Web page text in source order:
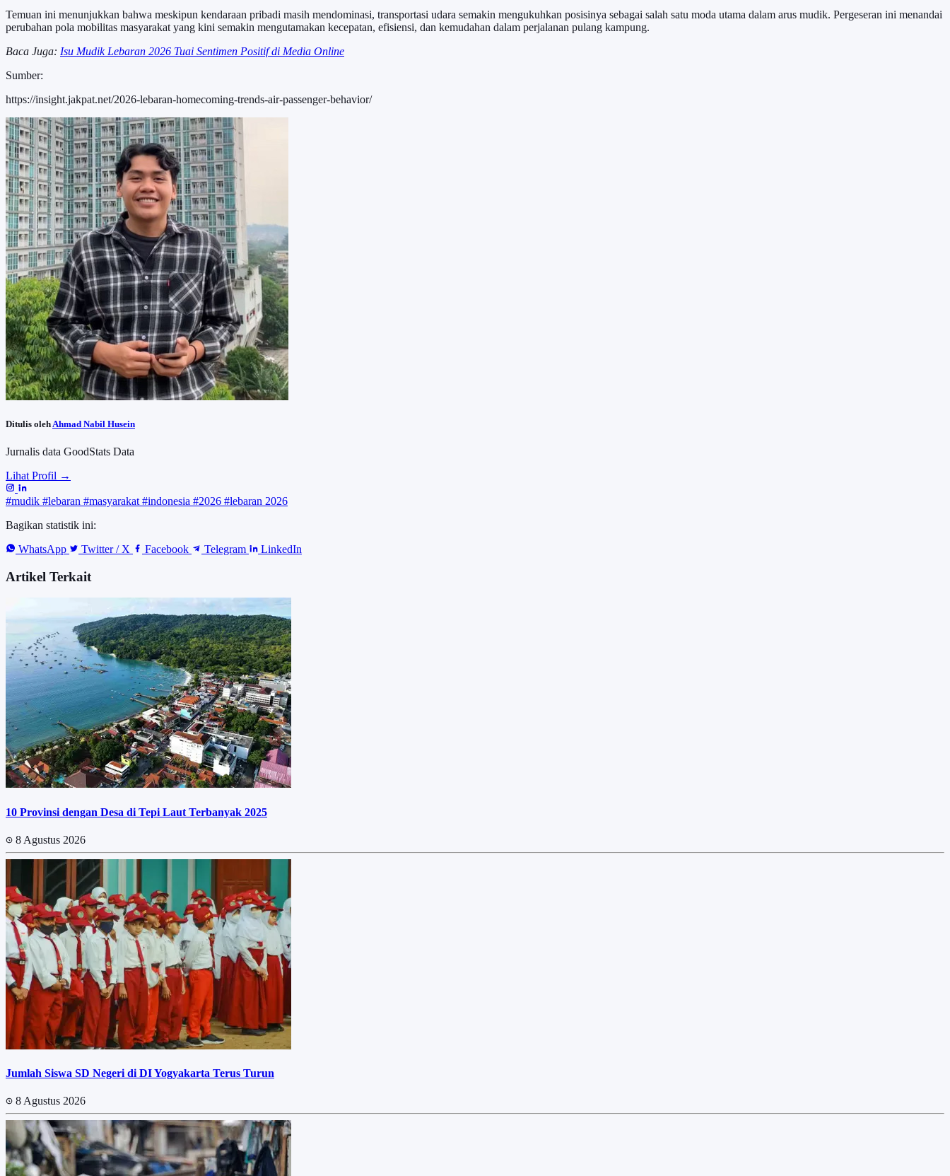
Temuan ini menunjukkan bahwa meskipun kendaraan pribadi masih mendominasi, transportasi udara semakin mengukuhkan posisinya sebagai salah satu moda utama dalam arus mudik. Pergeseran ini menandai
perubahan pola mobilitas masyarakat yang kini semakin mengutamakan kecepatan, efisiensi, dan kemudahan dalam perjalanan pulang kampung.
Baca Juga: Isu Mudik Lebaran 2026 Tuai Sentimen Positif di Media Online
Sumber:
https://insight.jakpat.net/2026-lebaran-homecoming-trends-air-passenger-behavior/
Ditulis oleh Ahmad Nabil Husein
Jurnalis data GoodStats Data
Lihat Profil →
#mudik #lebaran #masyarakat #indonesia #2026 #lebaran 2026
Bagikan statistik ini:
WhatsApp
Twitter / X Facebook Telegram LinkedIn
Artikel Terkait
10 Provinsi dengan Desa di Tepi Laut Terbanyak 2025
8 Agustus 2026
Jumlah Siswa SD Negeri di DI Yogyakarta Terus Turun
8 Agustus 2026